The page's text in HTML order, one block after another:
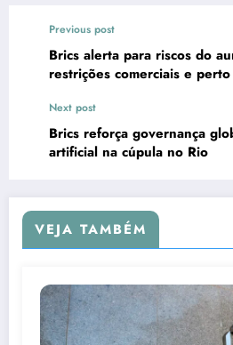
Previous post
Brics alerta para riscos do
restrições comerciais e
Next post
Brics reforça governança
artificial na cúpula no Rio
VEJA TAMBÉM